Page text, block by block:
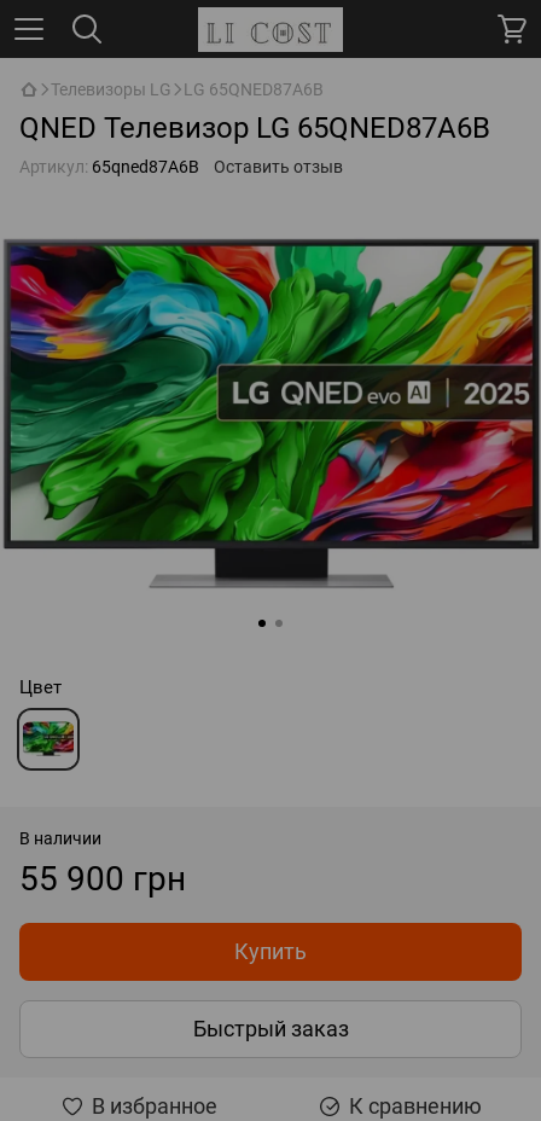
Телевизоры LG LG 65QNED87A6B
QNED Телевизор LG 65QNED87A6B
Артикул: 65qned87A6B Оставить отзыв
Цвет
В наличии
55 900 грн
Купить
Быстрый заказ
В избранное К сравнению